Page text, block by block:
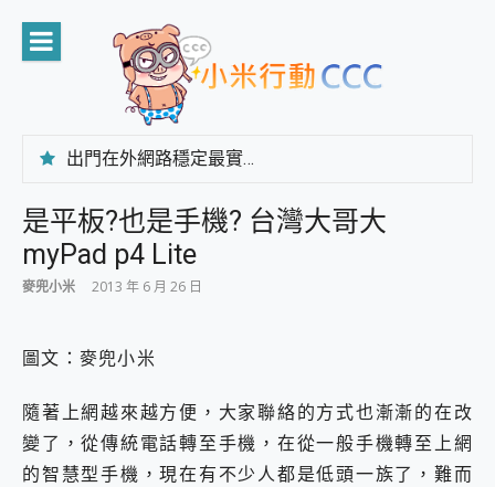
content
出門在外網路穩定最實在 「台灣大哥大」榮獲 4G/5G 在線率全球 NO.3 全台第一與全台六冠王實測心得，走到哪順到哪！
CP 值天花板~ Bongcom BS5 足球君開箱~ 短焦投影機 3千元就能擁有！ 折扣碼在這～
專為 PC上的 XBOX和掌機設計的 FireCuda X1070 SSD 固態硬碟開箱 評測
美到讓人超想擁有 moto pad 60 系列 與 Moto | Swarovski razr 60 冰藍限定版本 開箱 評測
好用的 EaseUS Partition Master 讓您輕鬆的移除與格式化有防寫保護的隨身碟或SD卡
一鍵修復模糊影片、舊照的 AI 好幫手! VideoProc Converter AI 新版全解析 × 年末優惠，一篇全看懂
小朋友才做選擇 投影機 RGB藍牙音響 氛圍情境燈 我通通都要！ Starfish 2 幻彩膠囊投影機｜結合「 智慧投影 & 煥彩流動 」的沈浸式生活新體驗
是平板?也是手機? 台灣大哥大
myPad p4 Lite
麥兜小米 2013 年 6 月 26 日
圖文：麥兜小米
隨著上網越來越方便，大家聯絡的方式也漸漸的在改
變了，從傳統電話轉至手機，在從一般手機轉至上網
的智慧型手機，現在有不少人都是低頭一族了，難而